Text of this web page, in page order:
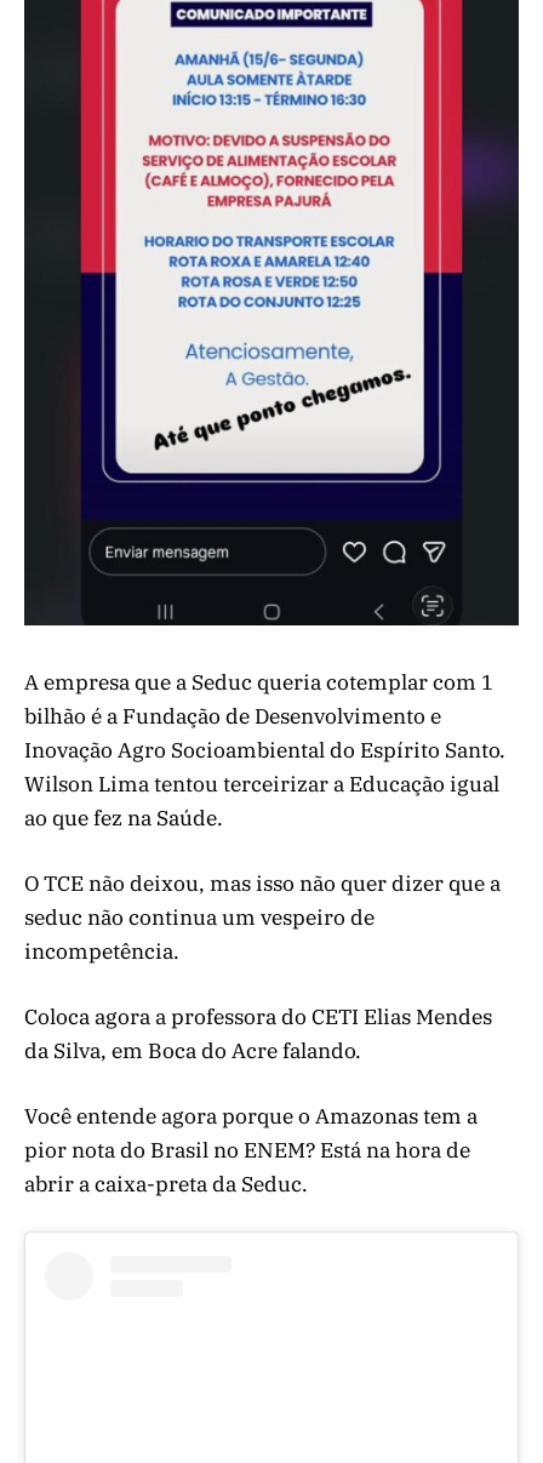
A empresa que a Seduc queria cotemplar com 1
bilhão é a Fundação de Desenvolvimento e
Inovação Agro Socioambiental do Espírito Santo.
Wilson Lima tentou terceirizar a Educação igual
ao que fez na Saúde.
O TCE não deixou, mas isso não quer dizer que a
seduc não continua um vespeiro de
incompetência.
Coloca agora a professora do CETI Elias Mendes
da Silva, em Boca do Acre falando.
Você entende agora porque o Amazonas tem a
pior nota do Brasil no ENEM? Está na hora de
abrir a caixa-preta da Seduc.